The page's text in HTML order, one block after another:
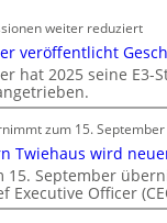
n
w
i
s
h
a
t
S
y
s
t
e
m
.
weiter reduziert
veröffentlicht
hat 2025 seine E3-
zum 15. September
Twiehaus wird
15. September
Executive Officer